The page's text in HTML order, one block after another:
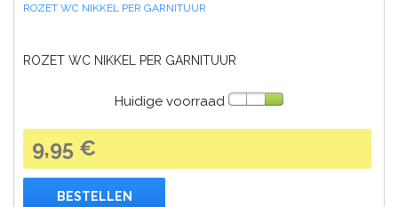
ROZET WC NIKKEL PER GARNITUUR
ROZET WC NIKKEL PER GARNITUUR
Huidige voorraad
9,95 €
BESTELLEN